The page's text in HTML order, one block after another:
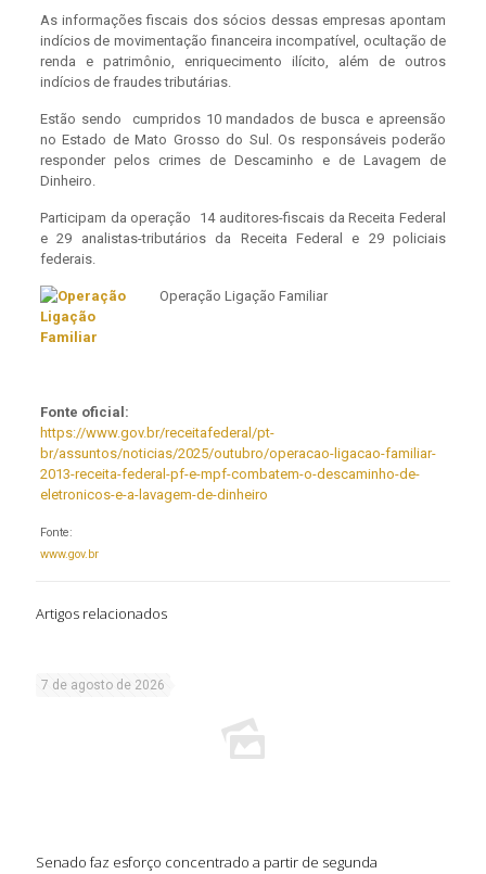
As informações fiscais dos sócios dessas empresas apontam
indícios de movimentação financeira incompatível, ocultação de
renda e patrimônio, enriquecimento ilícito, além de outros
indícios de fraudes tributárias.
Estão sendo cumpridos 10 mandados de busca e apreensão
no Estado de Mato Grosso do Sul. Os responsáveis poderão
responder pelos crimes de Descaminho e de Lavagem de
Dinheiro.
Participam da operação 14 auditores-fiscais da Receita Federal
e 29 analistas-tributários da Receita Federal e 29 policiais
federais.
Operação Ligação Familiar
Fonte oficial:
https://www.gov.br/receitafederal/pt-
br/assuntos/noticias/2025/outubro/operacao-ligacao-familiar-
2013-receita-federal-pf-e-mpf-combatem-o-descaminho-de-
eletronicos-e-a-lavagem-de-dinheiro
Fonte:
www.gov.br
Artigos relacionados
7 de agosto de 2026
Senado faz esforço concentrado a partir de segunda